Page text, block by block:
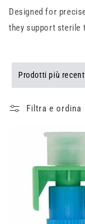
Designed for
they support sterile
Prodotti più
Filtra e ordina